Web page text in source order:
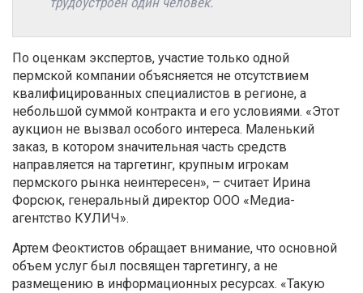
По оценкам экспертов, участие только одной
пермской компании объясняется не отсутствием
квалифицированных специалистов в регионе, а
небольшой суммой контракта и его условиями. «Этот
аукцион не вызвал особого интереса. Маленький
заказ, в котором значительная часть средств
направляется на таргетинг, крупным игрокам
пермского рынка неинтересен», – считает Ирина
Форсюк, генеральный директор ООО «Медиа-
агентство КУЛИЧ».
Артем Феоктистов обращает внимание, что основной
объем услуг был посвящен таргетингу, а не
размещению в информационных ресурсах. «Такую